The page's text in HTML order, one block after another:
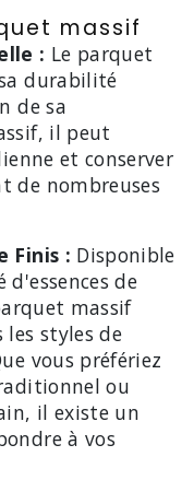
massif
: Le parquet
durabilité
de sa
il peut
et conserver
de nombreuses
Finis : Disponible
de
massif
styles de
vous préfériez
ou
il existe un
à vos